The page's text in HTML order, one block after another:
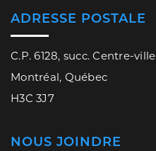
ADRESSE POSTALE
C.P. 6128, succ. Centre-ville
Montréal, Québec
H3C 3J7
NOUS JOINDRE